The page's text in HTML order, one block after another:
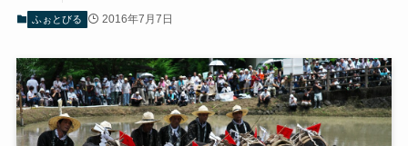
ふぉとびる 2016年7月7日